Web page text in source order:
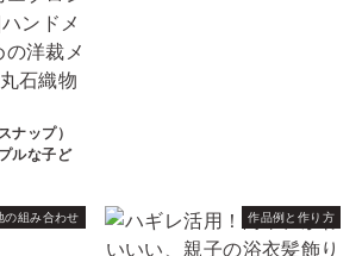
ナップ）
ルな子ど
の組み合わせ 作品例と作り方